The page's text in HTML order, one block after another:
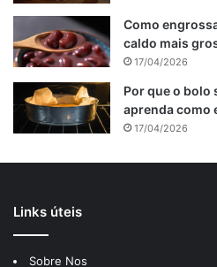
Como
caldo mais
17/04/2026
Por que o bolo
aprenda como
17/04/2026
Links úteis
Sobre Nos